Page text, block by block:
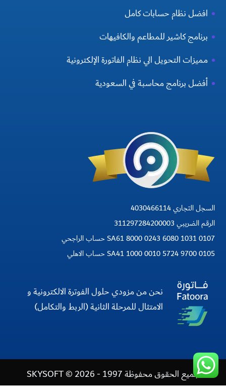
افضل نظام حسابات كامل
برنامج كاشير للمطاعم والكافيهات
مميزات التحويل الي نظام الفاتورة الإلكترونية
أفضل برنامج محاسبة في السعودية
السجل التجاري 4030466114
الرقم الضريبي 311297284200003
SA61 8000 0243 6080 1031 0107 حساب الراجحي
SA41 1000 0010 5724 9700 0105 حساب الاهلي
نحن من مزودي حلول الفوترة الالكترونية و
الامتثال للمرحلة الثانية (الربط والتكامل)
جميع الحقوق محفوظة 1997 - 2026 © SKYSOFT